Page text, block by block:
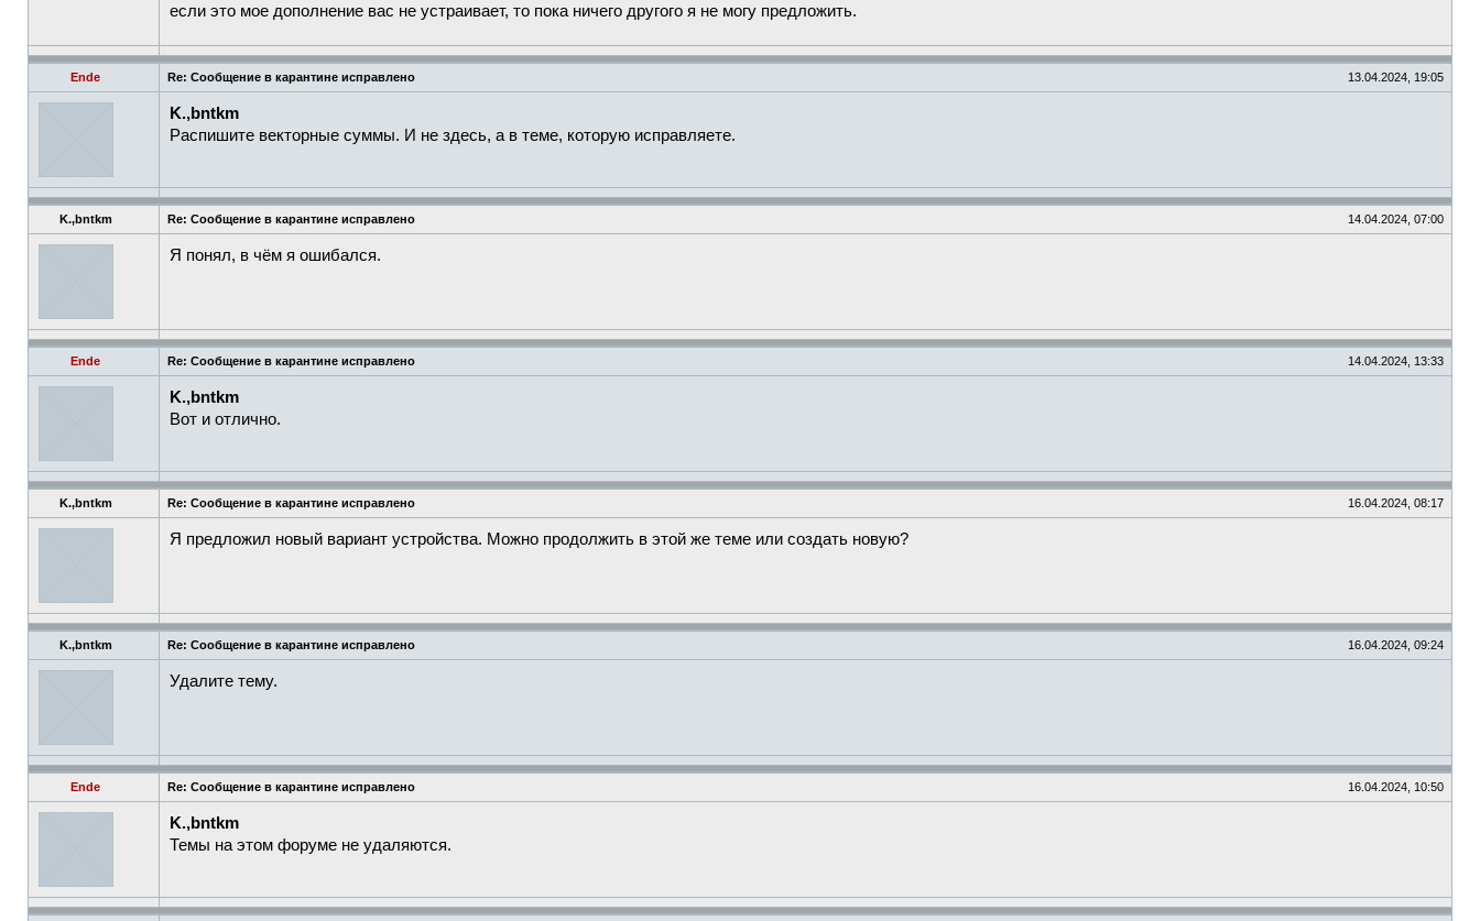
если это мое дополнение вас не устраивает, то пока ничего другого я не могу предложить.
Ende Re: Сообщение в карантине исправлено 13.04.2024, 19:05
K.,bntkm
Распишите векторные суммы. И не здесь, а в теме, которую исправляете.
K.,bntkm Re: Сообщение в карантине исправлено 14.04.2024, 07:00
Я понял, в чём я ошибался.
Ende Re: Сообщение в карантине исправлено 14.04.2024, 13:33
K.,bntkm
Вот и отлично.
K.,bntkm Re: Сообщение в карантине исправлено 16.04.2024, 08:17
Я предложил новый вариант устройства. Можно продолжить в этой же теме или создать новую?
K.,bntkm Re: Сообщение в карантине исправлено 16.04.2024, 09:24
Удалите тему.
Ende Re: Сообщение в карантине исправлено 16.04.2024, 10:50
K.,bntkm
Темы на этом форуме не удаляются.